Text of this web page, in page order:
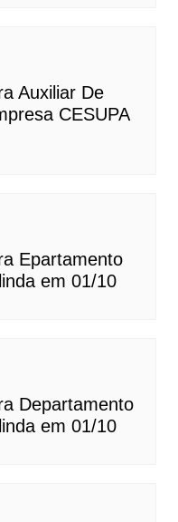
Auxiliar De
CESUPA
Epartamento
em 01/10
Departamento
em 01/10